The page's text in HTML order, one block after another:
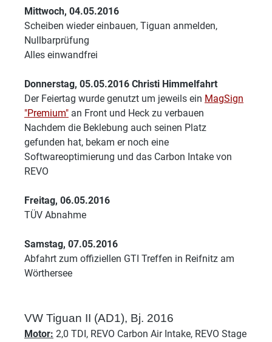
Mittwoch, 04.05.2016
Scheiben wieder einbauen, Tiguan anmelden,
Nullbarprüfung
Alles einwandfrei
Donnerstag, 05.05.2016 Christi Himmelfahrt
Der Feiertag wurde genutzt um jeweils ein MagSign
"Premium" an Front und Heck zu verbauen
Nachdem die Beklebung auch seinen Platz
gefunden hat, bekam er noch eine
Softwareoptimierung und das Carbon Intake von
REVO
Freitag, 06.05.2016
TÜV Abnahme
Samstag, 07.05.2016
Abfahrt zum offiziellen GTI Treffen in Reifnitz am
Wörthersee
VW Tiguan II (AD1), Bj. 2016
Motor: 2,0 TDI, REVO Carbon Air Intake, REVO Stage